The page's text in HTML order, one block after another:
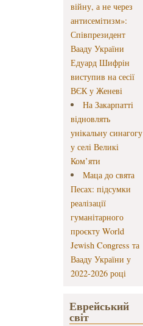
війну, а не через
антисемітизм»:
Співпрезидент
Вааду України
Едуард Шифрін
виступив на сесії
ВЄК у Женеві
На Закарпатті
відновлять
унікальну синагогу
у селі Великі
Ком’яти
Маца до свята
Песах: підсумки
реалізації
гуманітарного
проєкту World
Jewish Congress та
Вааду України у
2022-2026 році
Еврейський
світ